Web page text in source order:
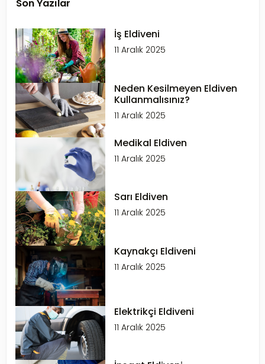
Son Yazılar
İş Eldiveni
11 Aralık 2025
Neden Kesilmeyen Eldiven
Kullanmalısınız?
11 Aralık 2025
Medikal Eldiven
11 Aralık 2025
Sarı Eldiven
11 Aralık 2025
Kaynakçı Eldiveni
11 Aralık 2025
Elektrikçi Eldiveni
11 Aralık 2025